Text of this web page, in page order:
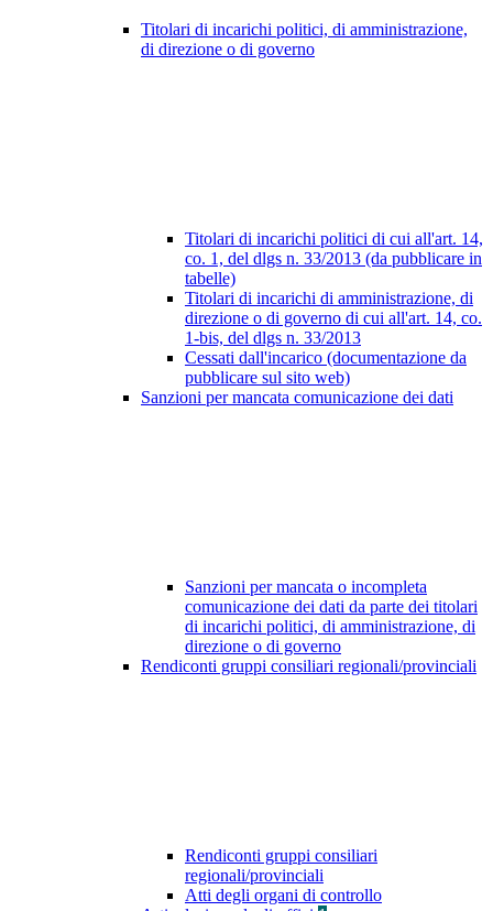
Titolari di incarichi politici, di amministrazione,
di direzione o di governo
Titolari di incarichi politici di cui all'art. 14,
co. 1, del dlgs n. 33/2013 (da pubblicare in
tabelle)
Titolari di incarichi di amministrazione, di
direzione o di governo di cui all'art. 14, co.
1-bis, del dlgs n. 33/2013
Cessati dall'incarico (documentazione da
pubblicare sul sito web)
Sanzioni per mancata comunicazione dei dati
Sanzioni per mancata o incompleta
comunicazione dei dati da parte dei titolari
di incarichi politici, di amministrazione, di
direzione o di governo
Rendiconti gruppi consiliari regionali/provinciali
Rendiconti gruppi consiliari
regionali/provinciali
Atti degli organi di controllo